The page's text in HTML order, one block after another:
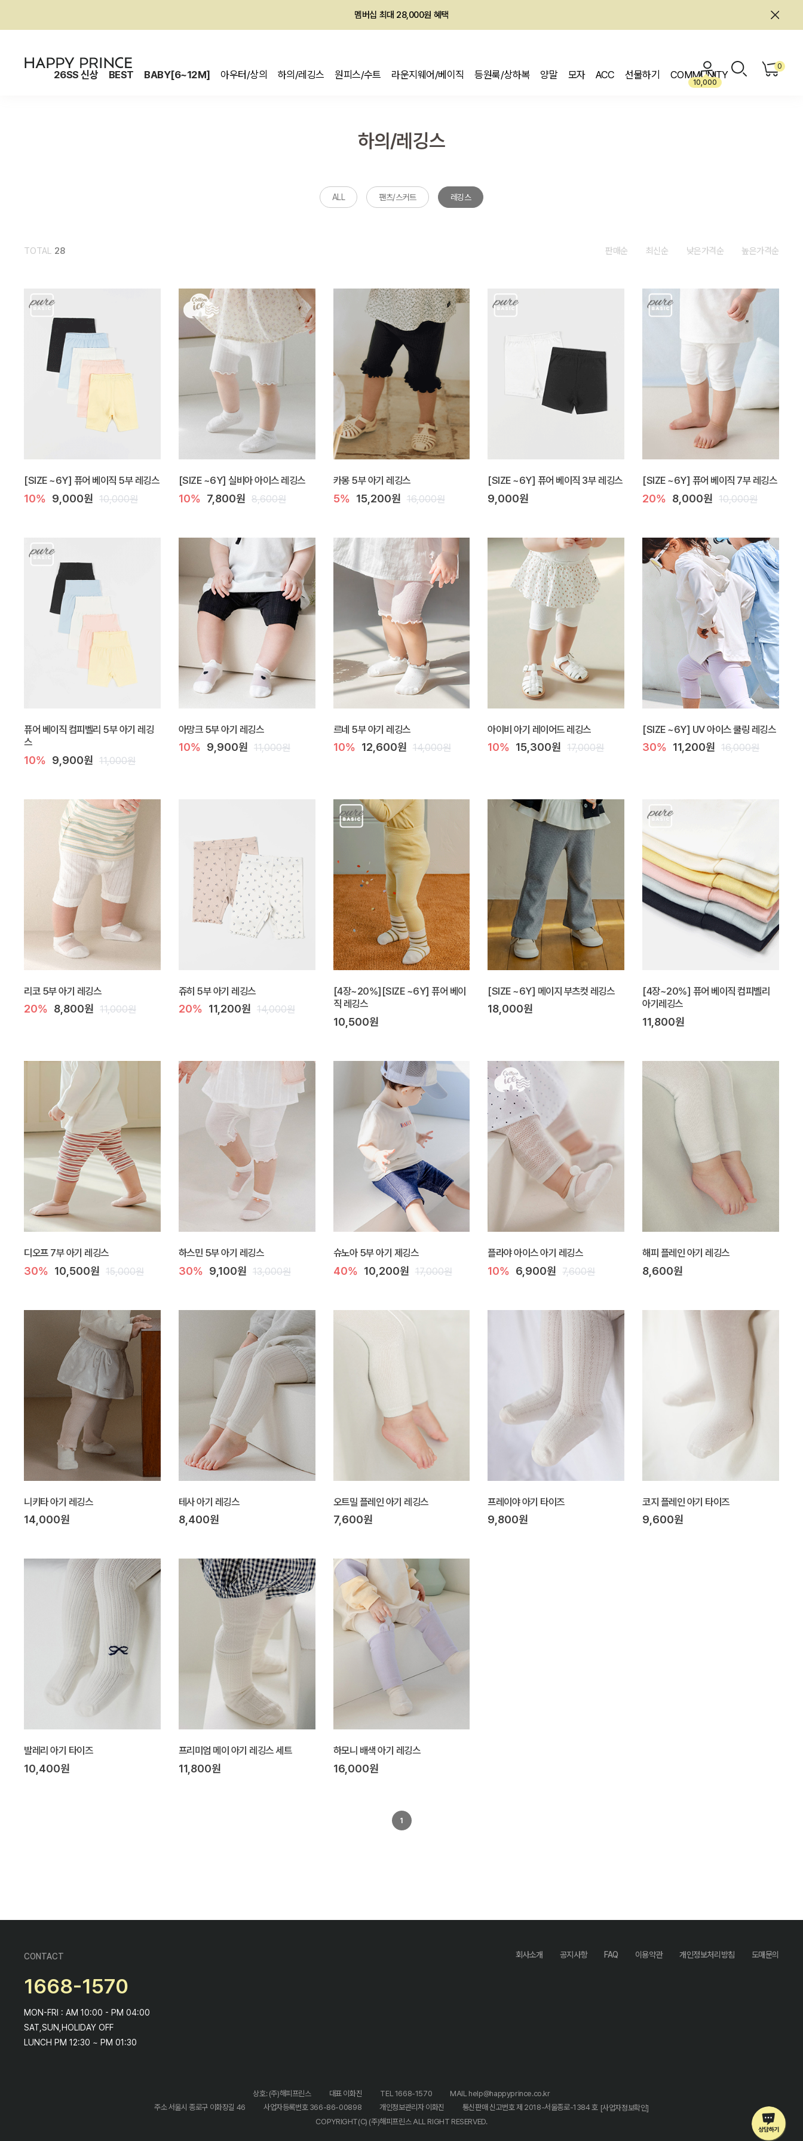
멤버십 최대 28,000원 혜택
26SS 신상 BEST BABY[6~12M] 아우터/상의 하의/레깅스 원피스/수트 라운지웨어/베이직 등원룩/상하복 양말 모자 ACC 선물하기 COMMUNITY
10,000
0
하의/레깅스
ALL 팬츠/스커트 레깅스
TOTAL 28 판매순 최신순 낮은가격순 높은가격순
[SIZE ~6Y] 퓨어 베이직 5부 레깅스
10% 9,000원 10,000원
[SIZE ~6Y] 실비아 아이스 레깅스
10% 7,800원 8,600원
카몽 5부 아기 레깅스
5% 15,200원 16,000원
[SIZE ~6Y] 퓨어 베이직 3부 레깅스
9,000원
[SIZE ~6Y] 퓨어 베이직 7부 레깅스
20% 8,000원 10,000원
퓨어 베이직 컴피벨리 5부 아기 레깅
스
10% 9,900원 11,000원
아망크 5부 아기 레깅스
10% 9,900원 11,000원
르네 5부 아기 레깅스
10% 12,600원 14,000원
아이비 아기 레이어드 레깅스
10% 15,300원 17,000원
[SIZE ~6Y] UV 아이스 쿨링 레깅스
30% 11,200원 16,000원
리코 5부 아기 레깅스
20% 8,800원 11,000원
쥬히 5부 아기 레깅스
20% 11,200원 14,000원
[4장~20%][SIZE ~6Y] 퓨어 베이
직 레깅스
10,500원
[SIZE ~6Y] 메이지 부츠컷 레깅스
18,000원
[4장~20%] 퓨어 베이직 컴피벨리
아기레깅스
11,800원
디오프 7부 아기 레깅스
30% 10,500원 15,000원
하스민 5부 아기 레깅스
30% 9,100원 13,000원
슈노아 5부 아기 제깅스
40% 10,200원 17,000원
플라야 아이스 아기 레깅스
10% 6,900원 7,600원
해피 플레인 아기 레깅스
8,600원
니키타 아기 레깅스
14,000원
테사 아기 레깅스
8,400원
오트밀 플레인 아기 레깅스
7,600원
프레이야 아기 타이즈
9,800원
코지 플레인 아기 타이즈
9,600원
발레리 아기 타이즈
10,400원
프리미엄 메이 아기 레깅스 세트
11,800원
하모니 배색 아기 레깅스
16,000원
1
CONTACT
1668-1570
MON-FRI : AM 10:00 - PM 04:00
SAT,SUN,HOLIDAY OFF
LUNCH PM 12:30 ~ PM 01:30
회사소개 공지사항 FAQ 이용약관 개인정보처리방침 도매문의
상호: (주)해피프린스 대표 이화진 TEL 1668-1570
MAIL help@happyprince.co.kr
주소 서울시 종로구 이화장길 46
사업자등록번호 366-86-00898 개인정보관리자 이화진 통신판매 신고번호 제 2018-서울종로-1384 호 [사업자정보확인]
COPYRIGHT(C) (주)해피프린스 ALL RIGHT RESERVED.